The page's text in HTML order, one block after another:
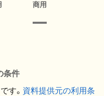
商用
条件
す。 資料提供元の利用条